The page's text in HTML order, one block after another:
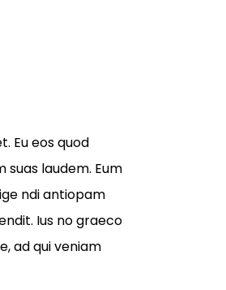
Eu eos quod
suas laudem. Eum
ndi antiopam
Ius no graeco
ad qui veniam